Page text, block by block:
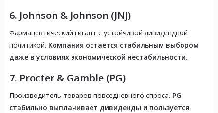
6. Johnson & Johnson (JNJ)
Фармацевтический гигант с устойчивой дивидендной
политикой. Компания остаётся стабильным выбором
даже в условиях экономической нестабильности.
7. Procter & Gamble (PG)
Производитель товаров повседневного спроса. PG
стабильно выплачивает дивиденды и пользуется